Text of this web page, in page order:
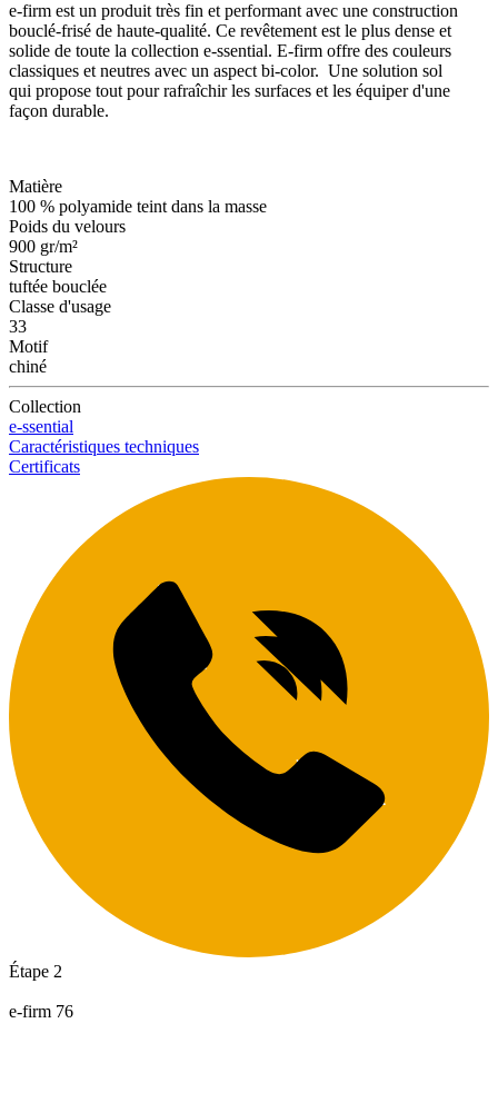
e-firm est un produit très fin et performant avec une construction
bouclé-frisé de haute-qualité. Ce revêtement est le plus dense et
solide de toute la collection e-ssential. E-firm offre des couleurs
classiques et neutres avec un aspect bi-color. Une solution sol
qui propose tout pour rafraîchir les surfaces et les équiper d'une
façon durable.
Matière
100 % polyamide teint dans la masse
Poids du velours
900 gr/m²
Structure
tuftée bouclée
Classe d'usage
33
Motif
chiné
Collection
e-ssential
Caractéristiques techniques
Certificats
Étape 2
e-firm 76